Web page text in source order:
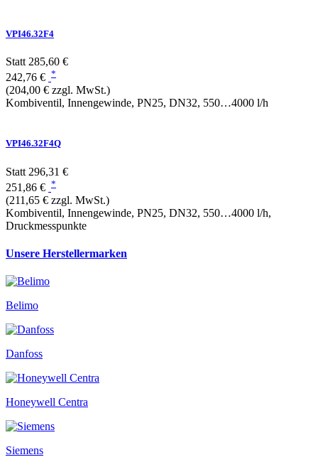
VPI46.32F4
Statt 285,60 €
242,76 € *
(204,00 € zzgl. MwSt.)
Kombiventil, Innengewinde, PN25, DN32, 550…4000 l/h
VPI46.32F4Q
Statt 296,31 €
251,86 € *
(211,65 € zzgl. MwSt.)
Kombiventil, Innengewinde, PN25, DN32, 550…4000 l/h,
Druckmesspunkte
Unsere Herstellermarken
Belimo
Danfoss
Honeywell Centra
Siemens